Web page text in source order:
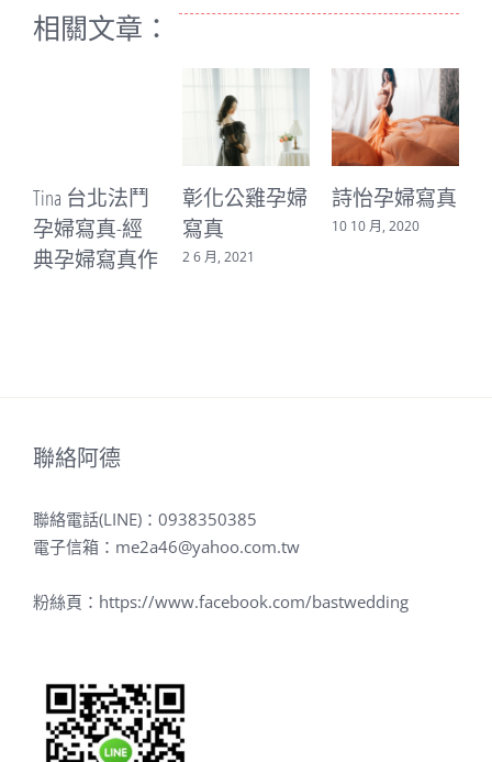
相關文章：
Tina 台北法鬥
孕婦寫真-經
典孕婦寫真作
彰化公雞孕婦
寫真
2 6 月, 2021
詩怡孕婦寫真
10 10 月, 2020
聯絡阿德
聯絡電話(LINE)： 0938350385
電子信箱： me2a46@yahoo.com.tw
粉絲頁： https://www.facebook.com/bastwedding